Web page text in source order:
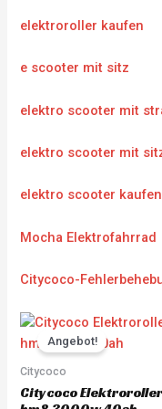
elektroroller kaufen
e scooter mit sitz
elektro scooter mit
elektro scooter mit
elektro scooter kaufen
Mocha Elektrofahrrad
Citycoco-
Angebot!
Citycoco
Citycoco
Original
price
was: